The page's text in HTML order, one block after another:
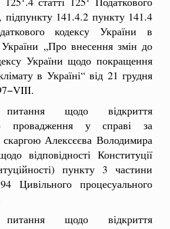
підпункту 141.4.2 пункту 141.4
кодексу України в
України „Про внесення змін до
України щодо покращення
в Україні“ від 21 грудня
щодо відкриття
провадження у справі за
Алексєєва Володимира
відповідності Конституції
пункту 3 частини
Цивільного процесуального
щодо відкриття